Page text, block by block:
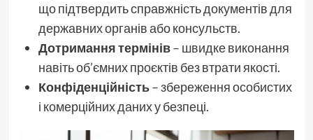
що підтвердить справжність документів для
державних органів або консульств.
Дотримання термінів– швидке виконання
навіть об’ємних проєктів без втрати якості.
Конфіденційність– збереження особистих
і комерційних даних у безпеці.